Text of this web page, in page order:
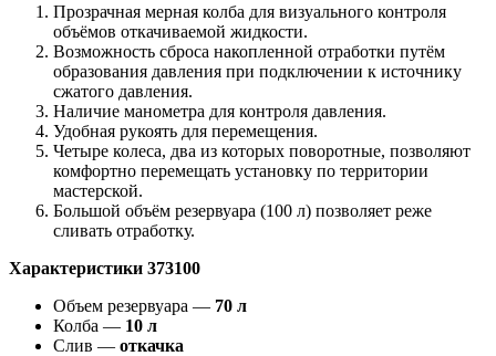
Прозрачная мерная колба для визуального контроля
объёмов откачиваемой жидкости.
Возможность сброса накопленной отработки путём
образования давления при подключении к источнику
сжатого давления.
Наличие манометра для контроля давления.
Удобная рукоять для перемещения.
Четыре колеса, два из которых поворотные, позволяют
комфортно перемещать установку по территории
мастерской.
Большой объём резервуара (100 л) позволяет реже
сливать отработку.
Характеристики 373100
Объем резервуара — 70 л
Колба — 10 л
Слив — откачка